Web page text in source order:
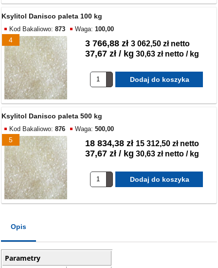
4
Ksylitol Danisco paleta 100 kg
Kod Bakaliowo:873 Waga:100,00
3 766,88 zł 3 062,50 zł netto
37,67 zł / kg 30,63 zł netto / kg
5
Ksylitol Danisco paleta 500 kg
Kod Bakaliowo:876 Waga:500,00
18 834,38 zł 15 312,50 zł netto
37,67 zł / kg 30,63 zł netto / kg
Opis
Parametry